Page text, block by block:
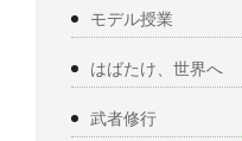
モデル授業
はばたけ、世界へ
武者修行